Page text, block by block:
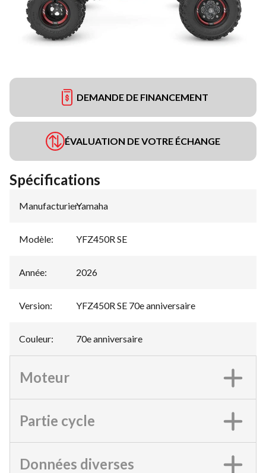
DEMANDE DE FINANCEMENT
ÉVALUATION DE VOTRE ÉCHANGE
Spécifications
Manufacturier:
Yamaha
Modèle: YFZ450R SE
Année: 2026
Version: YFZ450R SE 70e anniversaire
Couleur: 70e anniversaire
Moteur
Partie cycle
Données diverses